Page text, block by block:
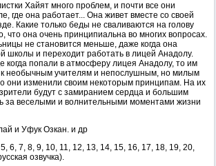
Хайят много проблем, и почти все они
где она работает... Она живет вместе со своей
Какие только беды не сваливаются на голову
что она очень принципиальна во многих вопросах.
не становится меньше, даже когда она
школы и переходит работать в лицей Анадолу.
когда попали в атмосферу лицея Анадолу, то им
необычным учителям и непослушным, но милым
они изменили своим некоторым принципам. На их
будут с замиранием сердца и большим
за веселыми и волнительными моментами жизни
и Уфук Озкан. и др
6, 7, 8, 9, 10, 11, 12, 13, 14, 15, 16, 17, 18, 19, 20,
озвучка).